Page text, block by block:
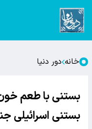
خانه دور دنیا
بستنی با طعم
بستنی اسرائیلی